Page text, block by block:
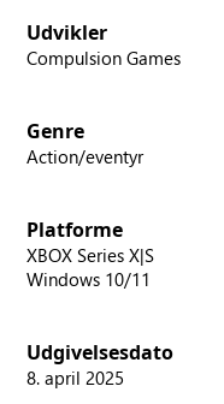
Udvikler
Compulsion Games
Genre
Action/eventyr
Platforme
XBOX Series X|S
Windows 10/11
Udgivelsesdato
8. april 2025